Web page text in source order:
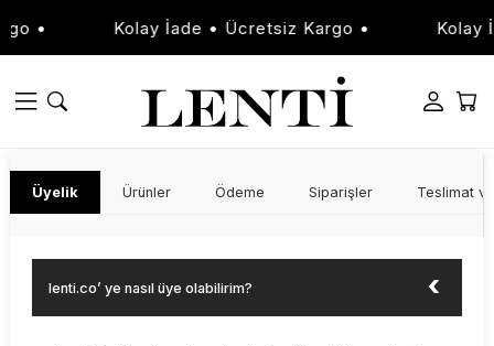
• Kolay İade • Ücretsiz Kargo • Kolay
Üyelik Ürünler Ödeme Siparişler Teslimat
lenti.co’ ye nasıl üye olabilirim?